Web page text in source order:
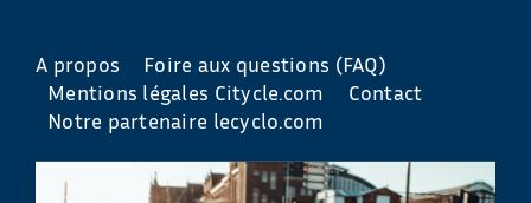
A propos
Foire aux questions (FAQ)
Mentions légales Citycle.com
Contact
Notre partenaire lecyclo.com